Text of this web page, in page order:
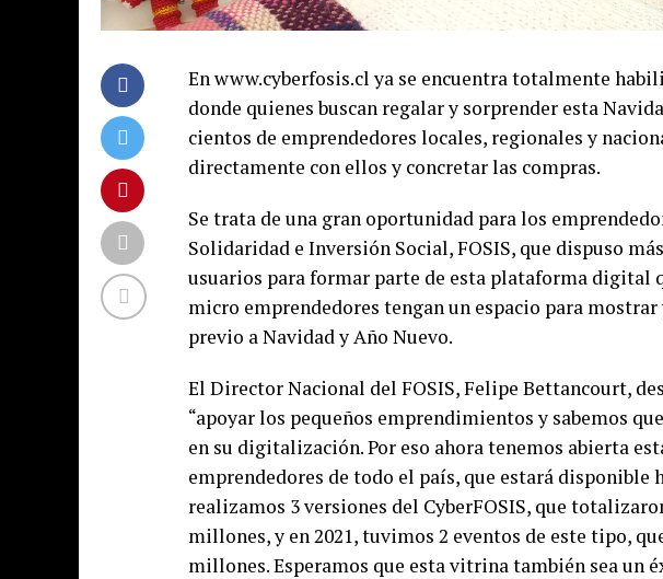
En www.cyberfosis.cl ya se encuentra totalmente
donde quienes buscan regalar y sorprender esta
cientos de emprendedores locales, regionales y
directamente con ellos y concretar las compras.
Se trata de una gran oportunidad para los
Solidaridad e Inversión Social, FOSIS, que dispuso
usuarios para formar parte de esta plataforma digital
micro emprendedores tengan un espacio para
previo a Navidad y Año Nuevo.
El Director Nacional del FOSIS, Felipe Bettancourt,
“apoyar los pequeños emprendimientos y sabemos
en su digitalización. Por eso ahora tenemos abierta
emprendedores de todo el país, que estará disponible
realizamos 3 versiones del CyberFOSIS, que
millones, y en 2021, tuvimos 2 eventos de este tipo,
millones. Esperamos que esta vitrina también sea un